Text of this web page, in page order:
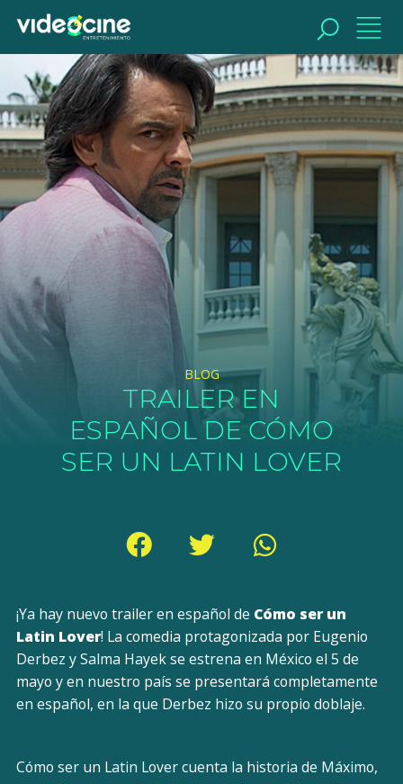
BUSCAR
BLOG
TRAILER EN
ESPAÑOL DE CÓMO
SER UN LATIN LOVER
¡Ya hay nuevo trailer en español de Cómo ser un
Latin Lover! La comedia protagonizada por Eugenio
Derbez y Salma Hayek se estrena en México el 5 de
mayo y en nuestro país se presentará completamente
en español, en la que Derbez hizo su propio doblaje.
Cómo ser un Latin Lover cuenta la historia de Máximo,